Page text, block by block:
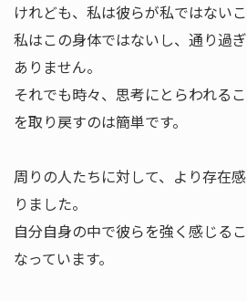
けれども、私は彼らが私ではないこ
私はこの身体ではないし、通り過
ありません。
それでも時々、思考にとらわれる
を取り戻すのは簡単です。
周りの人たちに対して、より存在
りました。
自分自身の中で彼らを強く感じる
なっています。